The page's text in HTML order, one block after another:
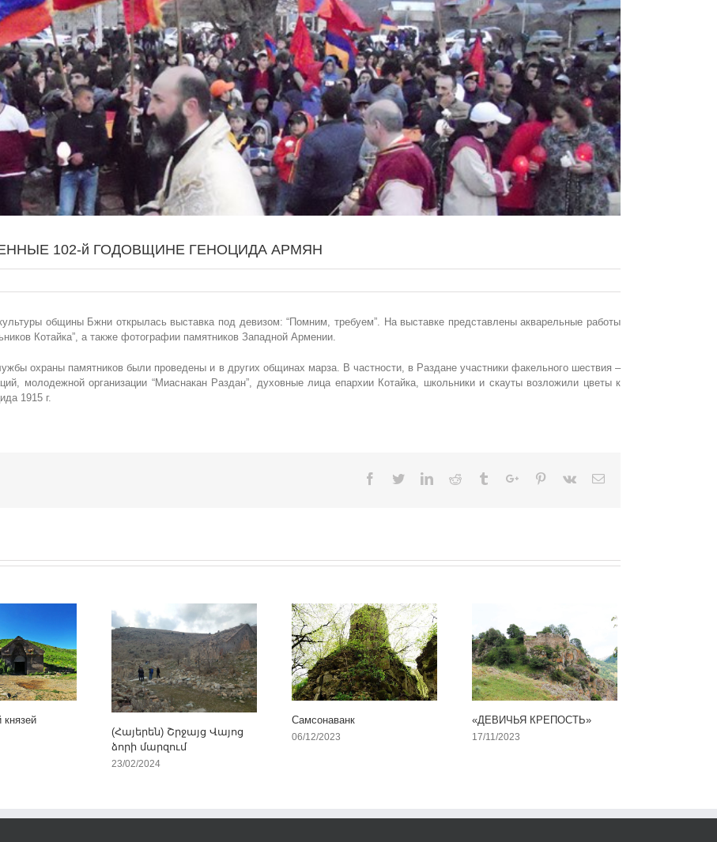
102-й ГОДОВЩИНЕ ГЕНОЦИДА АРМЯН
общины Бжни открылась выставка под девизом: “Помним, требуем”. На выставке представлены акварельные работы
Котайка”, а также фотографии памятников Западной Армении.
охраны памятников были проведены и в других общинах марза. В частности, в Раздане участники факельного шествия –
молодежной организации “Миаснакан Раздан”, духовные лица епархии Котайка, школьники и скауты возложили цветы к
1915 г.
Facebook
TwitterLinkedinReddit TumblrGoogle+Pinterest
Vk Email
князей
(Հայերեն) Շրջայց Վայոց
ձորի մարզում
23/02/2024
Самсонаванк
06/12/2023
«ДЕВИЧЬЯ КРЕПОСТЬ»
17/11/2023